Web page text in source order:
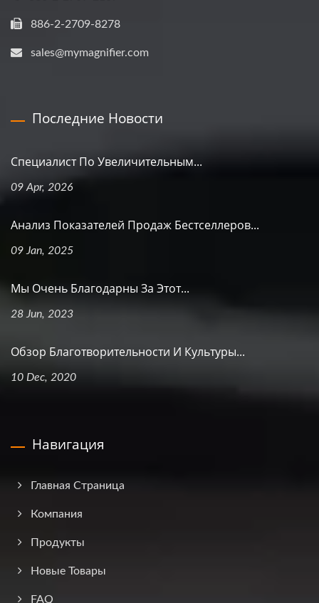
886-2-2709-8278
sales@mymagnifier.com
Последние Новости
Специалист По Увеличительным...
09 Apr, 2026
Анализ Показателей Продаж Бестселлеров...
09 Jan, 2025
Мы Очень Благодарны За Этот...
28 Jun, 2023
Обзор Благотворительности И Культуры...
10 Dec, 2020
Навигация
Главная Страница
Компания
Продукты
Новые Товары
FAQ